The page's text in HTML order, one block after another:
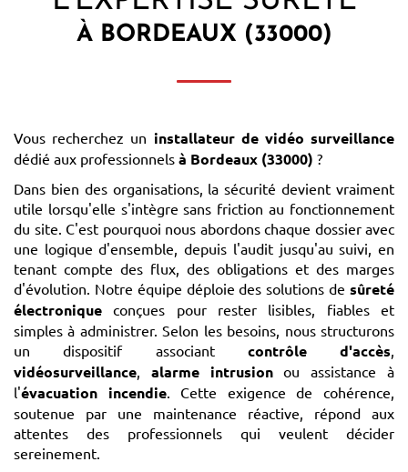
À BORDEAUX (33000)
Vous recherchez un installateur de vidéo surveillance
dédié aux professionnels à Bordeaux (33000) ?
Dans bien des organisations, la sécurité devient vraiment
utile lorsqu'elle s'intègre sans friction au fonctionnement
du site. C'est pourquoi nous abordons chaque dossier avec
une logique d'ensemble, depuis l'audit jusqu'au suivi, en
tenant compte des flux, des obligations et des marges
d'évolution. Notre équipe déploie des solutions de sûreté
électronique conçues pour rester lisibles, fiables et
simples à administrer. Selon les besoins, nous structurons
un dispositif associant contrôle d'accès,
vidéosurveillance, alarme intrusionou assistance à
l'évacuation incendie. Cette exigence de cohérence,
soutenue par une maintenance réactive, répond aux
attentes des professionnels qui veulent décider
sereinement.